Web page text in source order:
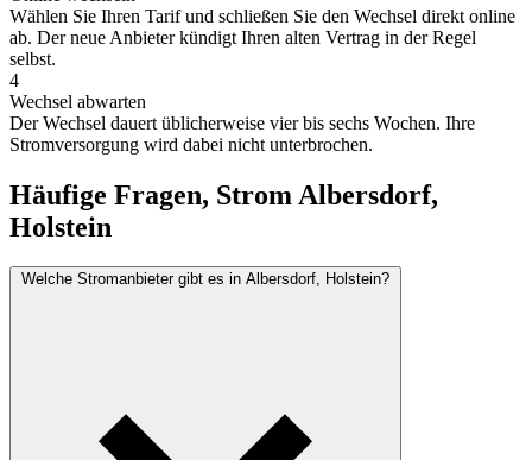
Wählen Sie Ihren Tarif und schließen Sie den Wechsel direkt online
ab. Der neue Anbieter kündigt Ihren alten Vertrag in der Regel
selbst.
4
Wechsel abwarten
Der Wechsel dauert üblicherweise vier bis sechs Wochen. Ihre
Stromversorgung wird dabei nicht unterbrochen.
Häufige Fragen, Strom Albersdorf,
Holstein
Welche Stromanbieter gibt es in Albersdorf, Holstein?